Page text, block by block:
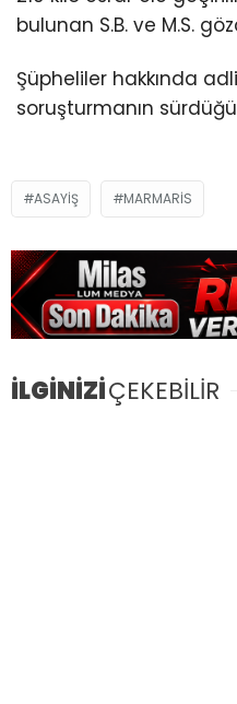
bulunan S.B. ve M.S.
Şüpheliler hakkında
soruşturmanın
ASAYIŞ MARMARIS
İLGİNİZİÇEKEBİLİR